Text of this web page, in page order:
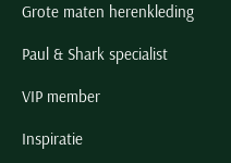
Grote maten herenkleding
Paul & Shark specialist
VIP member
Inspiratie